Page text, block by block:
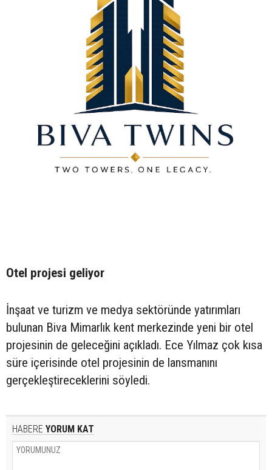
Otel projesi geliyor
İnşaat ve turizm ve medya sektöründe yatırımları
bulunan Biva Mimarlık kent merkezinde yeni bir otel
projesinin de geleceğini açıkladı. Ece Yılmaz çok kısa
süre içerisinde otel projesinin de lansmanını
gerçekleştireceklerini söyledi.
HABERE YORUM KAT